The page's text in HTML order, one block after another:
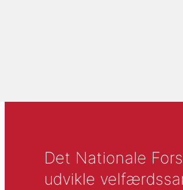
Det Nationale
udvikle